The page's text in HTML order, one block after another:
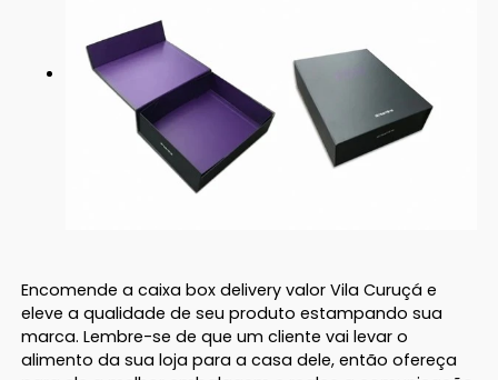
Encomende a caixa box delivery valor Vila Curuçá e
eleve a qualidade de seu produto estampando sua
marca. Lembre-se de que um cliente vai levar o
alimento da sua loja para a casa dele, então ofereça